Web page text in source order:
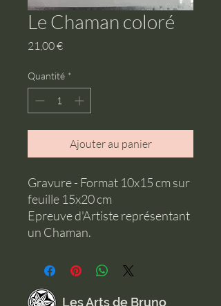
Le Chaman coloré
21,00 €Prix
Quantité *
Ajouter au panier
Gravure - Format 10x15 cm sur
feuille 15x20 cm
Epreuve d'Artiste représentant
un Chaman.
Les Arts de Bruno